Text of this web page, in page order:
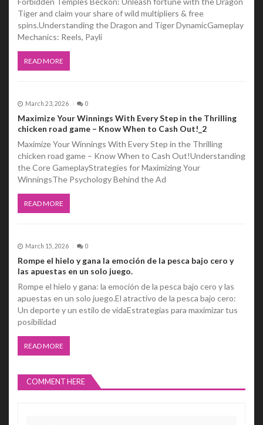
o
n
Tiger and claim your share of wild multipliers & free
spins.Understanding the Dragon and Tiger DynamicGameplay
Mechanics: Reels, Payli
READ MORE
March 23, 2026 0
Maximize Your Winnings With Every Step in the Thrilling
chicken road game – Know When to Cash Out!_2
Maximize Your Winnings With Every Step in the Thrilling
chicken road game – Know When to Cash Out!Understanding
the Core GameplayStrategies for Maximizing Your
WinningsThe Psychology Behind the Ad
READ MORE
March 15, 2026 0
Rompe el hielo y gana la emoción de la pesca bajo cero y
las apuestas en un solo juego.
Rompe el hielo y gana: la emoción de la pesca bajo cero y las
apuestas en un solo juego.El atractivo de la pesca bajo cero:
Un deporte y un estilo de vidaEstrategias para maximizar tus
posibilidad
READ MORE
COMMENT HERE